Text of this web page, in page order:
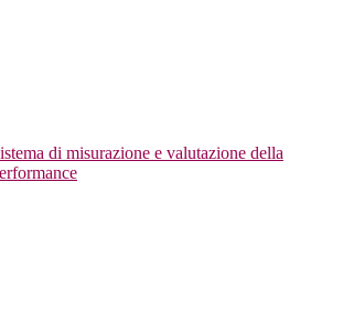
di misurazione e valutazione della